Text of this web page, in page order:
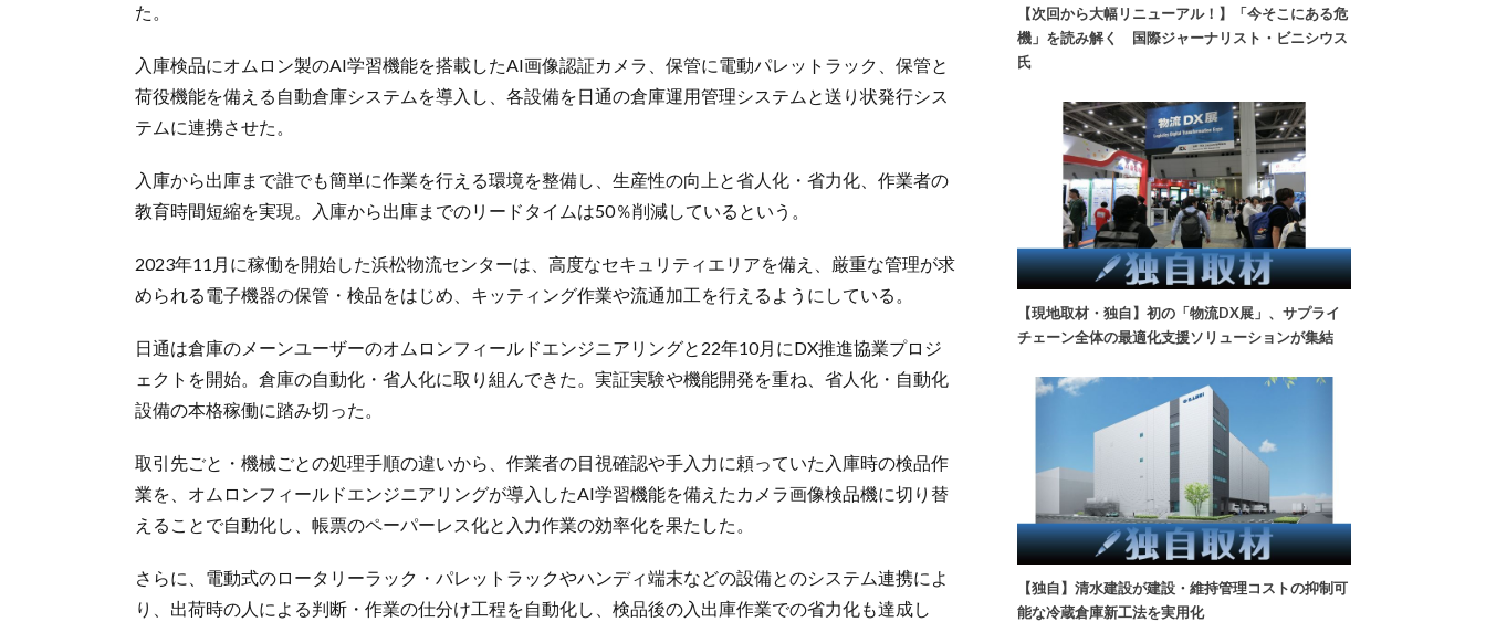
た。
入庫検品にオムロン製のAI学習機能を搭載したAI画像認証カメラ、保管に電動パレットラック、保管と
荷役機能を備える自動倉庫システムを導入し、各設備を日通の倉庫運用管理システムと送り状発行シス
テムに連携させた。
入庫から出庫まで誰でも簡単に作業を行える環境を整備し、生産性の向上と省人化・省力化、作業者の
教育時間短縮を実現。入庫から出庫までのリードタイムは50％削減しているという。
2023年11月に稼働を開始した浜松物流センターは、高度なセキュリティエリアを備え、厳重な管理が求
められる電子機器の保管・検品をはじめ、キッティング作業や流通加工を行えるようにしている。
日通は倉庫のメーンユーザーのオムロンフィールドエンジニアリングと22年10月にDX推進協業プロジ
ェクトを開始。倉庫の自動化・省人化に取り組んできた。実証実験や機能開発を重ね、省人化・自動化
設備の本格稼働に踏み切った。
取引先ごと・機械ごとの処理手順の違いから、作業者の目視確認や手入力に頼っていた入庫時の検品作
業を、オムロンフィールドエンジニアリングが導入したAI学習機能を備えたカメラ画像検品機に切り替
えることで自動化し、帳票のペーパーレス化と入力作業の効率化を果たした。
さらに、電動式のロータリーラック・パレットラックやハンディ端末などの設備とのシステム連携によ
り、出荷時の人による判断・作業の仕分け工程を自動化し、検品後の入出庫作業での省力化も達成し
【次回から大幅リニューアル！】「今そこにある危
機」を読み解く 国際ジャーナリスト・ビニシウス
氏
【現地取材・独自】初の「物流DX展」、サプライ
チェーン全体の最適化支援ソリューションが集結
【独自】清水建設が建設・維持管理コストの抑制可
能な冷蔵倉庫新工法を実用化